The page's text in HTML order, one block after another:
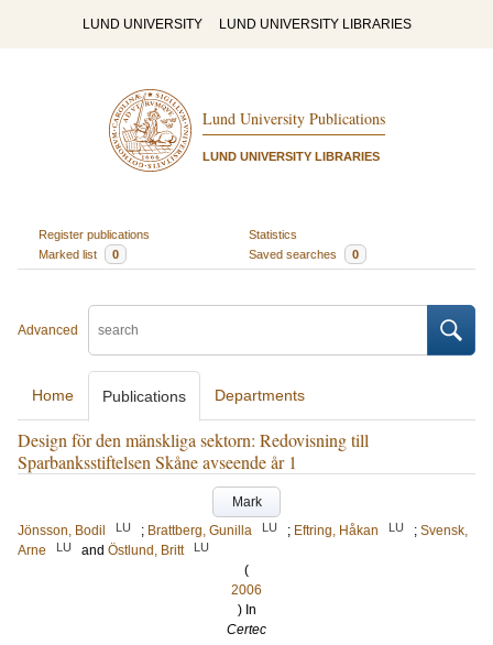
LUND UNIVERSITY LUND UNIVERSITY LIBRARIES
Lund University Publications
LUND UNIVERSITY LIBRARIES
Register publications
Statistics
Marked list
0 Saved searches 0
Advanced
Home Publications Departments
Design för den mänskliga sektorn: Redovisning till
Sparbanksstiftelsen Skåne avseende år 1
Mark
Jönsson, Bodil
LU ; Brattberg, Gunilla LU ; Eftring, Håkan LU ; Svensk,
Arne
LU and Östlund, Britt LU
(
2006
) In
Certec